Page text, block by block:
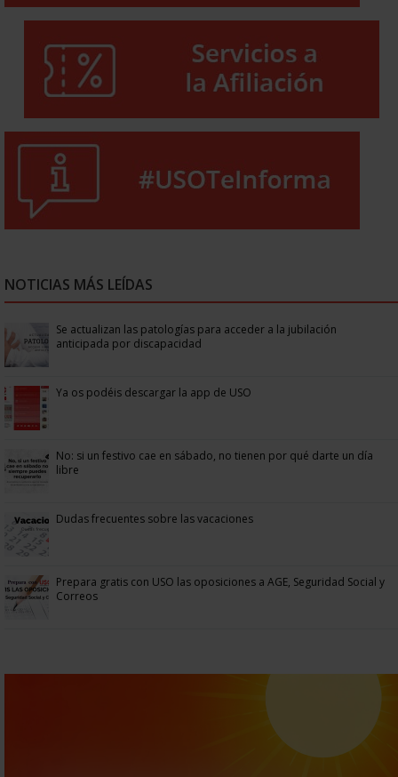
NOTICIAS MÁS LEÍDAS
Se actualizan las patologías para acceder a la jubilación
anticipada por discapacidad
Ya os podéis descargar la app de USO
No: si un festivo cae en sábado, no tienen por qué darte un día
libre
Dudas frecuentes sobre las vacaciones
Prepara gratis con USO las oposiciones a AGE, Seguridad Social y
Correos